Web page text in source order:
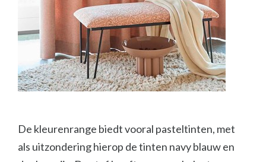
De kleurenrange biedt vooral pasteltinten, met
als uitzondering hierop de tinten navy blauw en